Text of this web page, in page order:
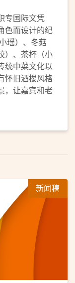
专国际文凭
色而设计的纪
瑶）、冬菇
）、茶杯（小
统中菜文化以
怀旧酒楼风格
，让嘉宾和老
新闻稿